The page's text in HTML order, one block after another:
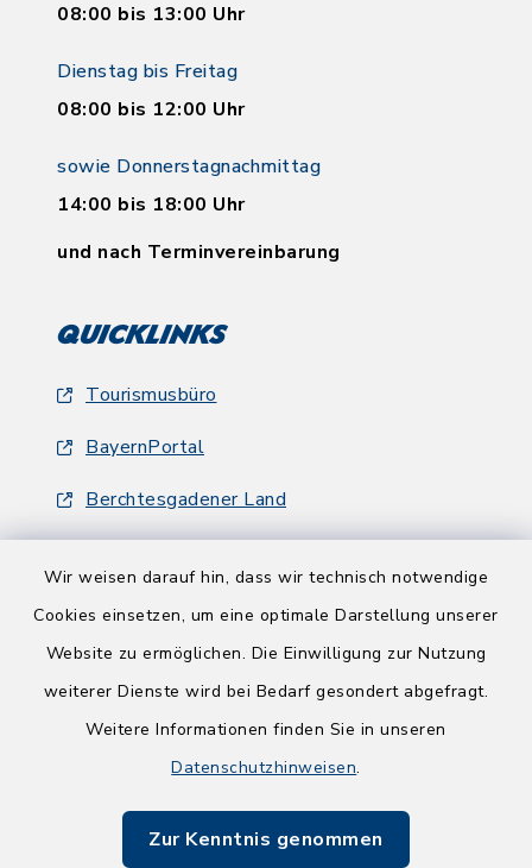
Wir weisen darauf hin, dass wir technisch notwendige
Cookies einsetzen, um eine optimale Darstellung unserer
Website zu ermöglichen. Die Einwilligung zur Nutzung
weiterer Dienste wird bei Bedarf gesondert abgefragt.
Weitere Informationen finden Sie in unseren
Datenschutzhinweisen.
Zur Kenntnis genommen
08:00 bis 13:00 Uhr
Dienstag bis Freitag
08:00 bis 12:00 Uhr
sowie Donnerstagnachmittag
14:00 bis 18:00 Uhr
und nach Terminvereinbarung
Quicklinks
Tourismusbüro
BayernPortal
Berchtesgadener Land
Barrierefreiheit